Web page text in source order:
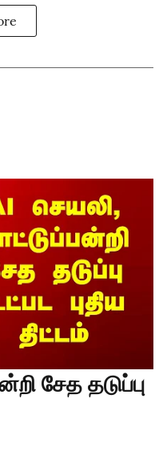
சேத தடுப்பு